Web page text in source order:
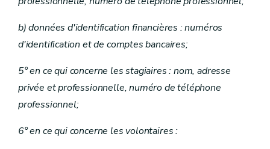
b) données d'identification financières : numéros
d'identification et de comptes bancaires;
5° en ce qui concerne les stagiaires : nom, adresse
privée et professionnelle, numéro de téléphone
professionnel;
6° en ce qui concerne les volontaires :